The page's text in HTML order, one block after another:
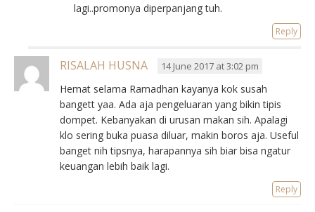
lagi..promonya diperpanjang tuh.
Reply
RISALAH HUSNA 14 June 2017 at 3:02 pm
Hemat selama Ramadhan kayanya kok susah
bangett yaa. Ada aja pengeluaran yang bikin tipis
dompet. Kebanyakan di urusan makan sih. Apalagi
klo sering buka puasa diluar, makin boros aja. Useful
banget nih tipsnya, harapannya sih biar bisa ngatur
keuangan lebih baik lagi.
Reply